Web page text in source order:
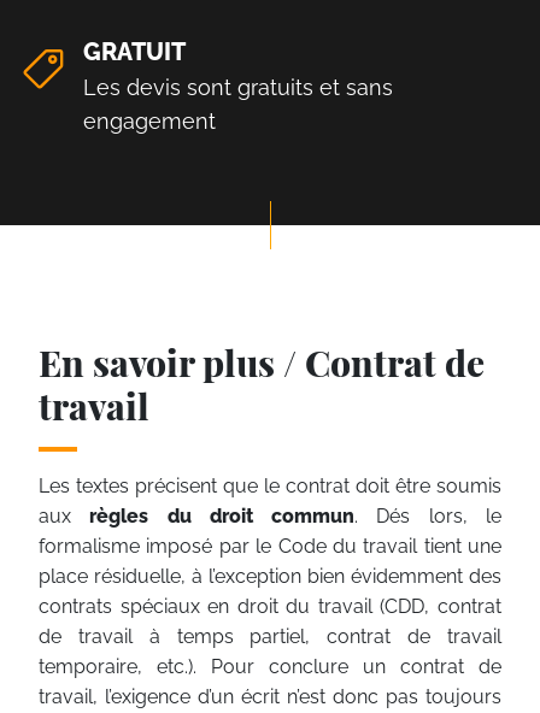
GRATUIT
Les devis sont gratuits et sans
engagement
En savoir plus / Contrat de
travail
Les textes précisent que le contrat doit être soumis
auxrègles du droit commun. Dés lors, le
formalisme imposé par le Code du travail tient une
place résiduelle, à l’exception bien évidemment des
contrats spéciaux en droit du travail (CDD, contrat
de travail à temps partiel, contrat de travail
temporaire, etc.). Pour conclure un contrat de
travail, l’exigence d’un écrit n’est donc pas toujours